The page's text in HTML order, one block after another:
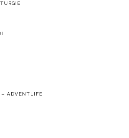
– ADVENTLIFE